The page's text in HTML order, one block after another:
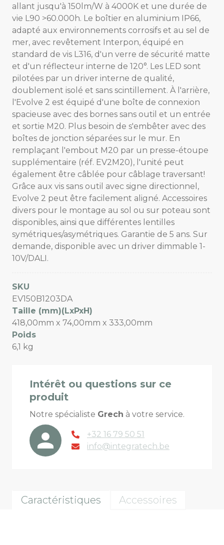
allant jusqu'à 150lm/W à 4000K et une durée de
vie L90 >60.000h. Le boîtier en aluminium IP66,
adapté aux environnements corrosifs et au sel de
mer, avec revêtement Interpon, équipé en
standard de vis L316, d'un verre de sécurité matte
et d'un réflecteur interne de 120°. Les LED sont
pilotées par un driver interne de qualité,
doublement isolé et sans scintillement. À l'arrière,
l'Evolve 2 est équipé d'une boîte de connexion
spacieuse avec des bornes sans outil et un entrée
et sortie M20. Plus besoin de s'embêter avec des
boîtes de jonction séparées sur le mur. En
remplaçant l'embout M20 par un presse-étoupe
supplémentaire (réf. EV2M20), l'unité peut
également être câblée pour câblage traversant!
Grâce aux vis sans outil avec signe directionnel,
Evolve 2 peut être facilement aligné. Accessoires
divers pour le montage au sol ou sur poteau sont
disponibles, ainsi que différentes lentilles
symétriques/asymétriques. Garantie de 5 ans. Sur
demande, disponible avec un driver dimmable 1-
10V/DALI.
SKU
EV150B1203DA
Taille (mm)(LxPxH)
418,00mm x 74,00mm x 333,00mm
Poids
6,1 kg
Intérêt ou questions sur ce
produit
Notre spécialiste Grech à votre service.
+32 16 79 50 51
info@integratech.be
Caractéristiques Accessoires